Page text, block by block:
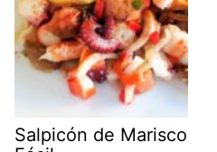
Salpicón de Marisco